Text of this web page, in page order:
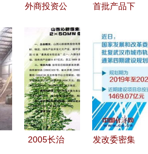
外商投资公
税收优惠政
策及项目投
资指引
首批产品下
部新区这
家'超级工
厂'正式投
产，项目投
资百亿级引
领产业升级
2005长治
发改委密集